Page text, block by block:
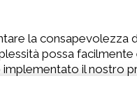
la consapevolezza
possa facilmente
implementato il nostro
di supportare molti